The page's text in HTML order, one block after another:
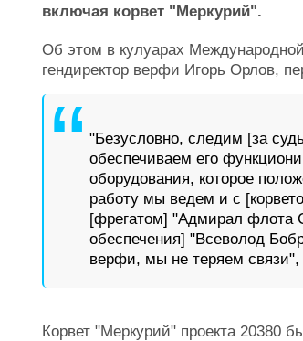
Реклама
включая корвет "Меркурий".
Об этом в кулуарах
гендиректор верфи Игорь Орлов,
"Безусловно, следим [за
обеспечиваем его
оборудования, которое
работу мы ведем и с
[фрегатом] "Адмирал флота
обеспечения] "Всеволод
верфи, мы не теряем связи",
Корвет "Меркурий" проекта 20380